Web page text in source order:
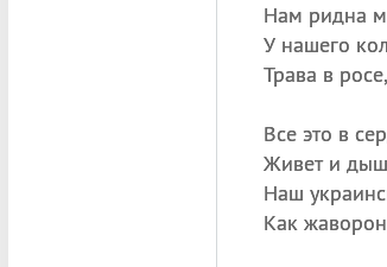
Нам ридна
У нашего
Трава в
Все это в
Живет и
Наш
Как